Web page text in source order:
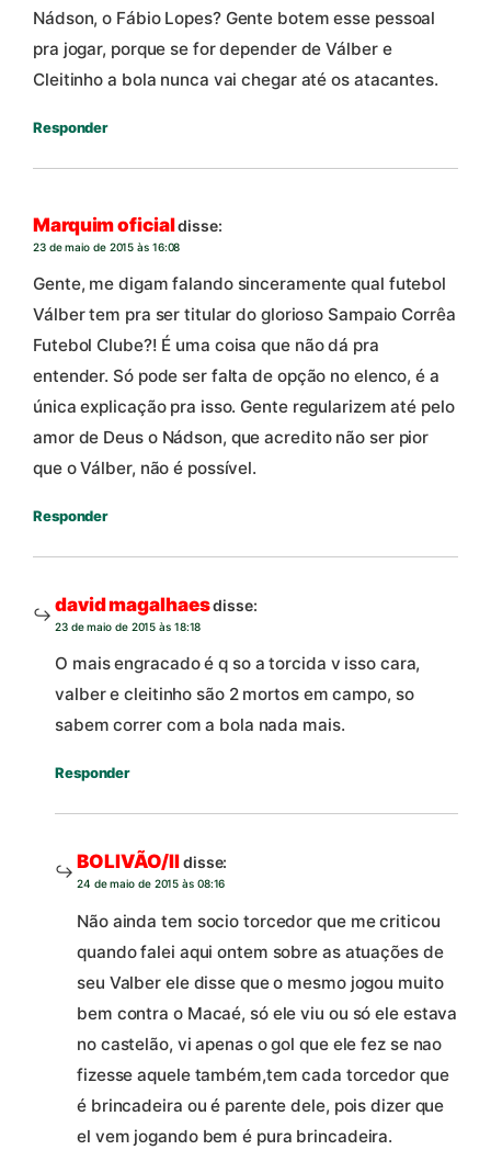
Nádson, o Fábio Lopes? Gente botem esse pessoal
pra jogar, porque se for depender de Válber e
Cleitinho a bola nunca vai chegar até os atacantes.
Responder
Marquim oficialdisse:
23 de maio de 2015 às 16:08
Gente, me digam falando sinceramente qual futebol
Válber tem pra ser titular do glorioso Sampaio Corrêa
Futebol Clube?! É uma coisa que não dá pra
entender. Só pode ser falta de opção no elenco, é a
única explicação pra isso. Gente regularizem até pelo
amor de Deus o Nádson, que acredito não ser pior
que o Válber, não é possível.
Responder
david magalhaesdisse:
23 de maio de 2015 às 18:18
O mais engracado é q so a torcida v isso cara,
valber e cleitinho são 2 mortos em campo, so
sabem correr com a bola nada mais.
Responder
BOLIVÃO/IIdisse:
24 de maio de 2015 às 08:16
Não ainda tem socio torcedor que me criticou
quando falei aqui ontem sobre as atuações de
seu Valber ele disse que o mesmo jogou muito
bem contra o Macaé, só ele viu ou só ele estava
no castelão, vi apenas o gol que ele fez se nao
fizesse aquele também,tem cada torcedor que
é brincadeira ou é parente dele, pois dizer que
el vem jogando bem é pura brincadeira.